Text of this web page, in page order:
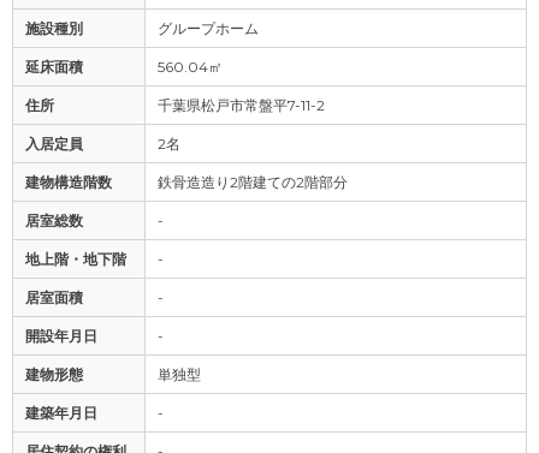
施設種別 グループホーム
延床面積 560.04㎡
住所 千葉県松戸市常盤平7-11-2
入居定員 2名
建物構造階数 鉄骨造造り2階建ての2階部分
居室総数 -
地上階・地下階 -
居室面積 -
開設年月日 -
建物形態 単独型
建築年月日 -